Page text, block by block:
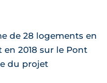
de 28 logements en
2018 sur le Pont
du projet